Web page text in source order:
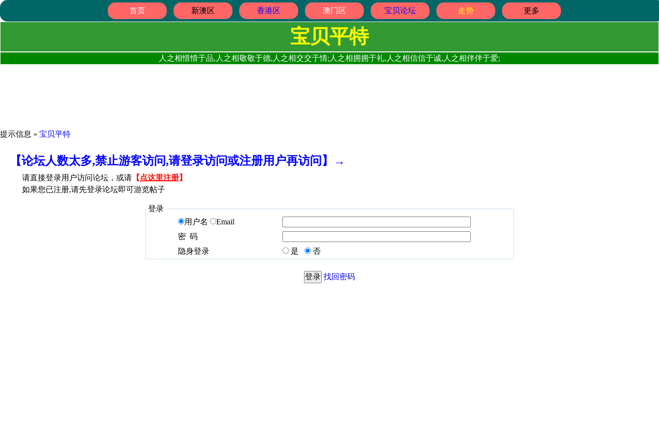
首页 新澳区 香港区 澳门区 宝贝论坛 走势 更多
宝贝平特
人之相惜惜于品,人之相敬敬于德,人之相交交于情;人之相拥拥于礼,人之相信信于诚,人之相伴伴于爱;
提示信息 » 宝贝平特
【论坛人数太多,禁止游客访问,请登录访问或注册用户再访问】→
请直接登录用户访问论坛，或请 【 点这里注册】
如果您已注册,请先登录论坛即可游览帖子
登录
用户名
Email
密 码
隐身登录
是 否
找回密码